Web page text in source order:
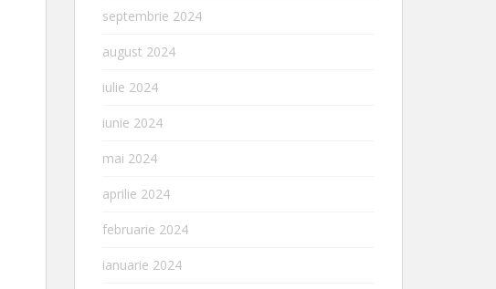
septembrie 2024
august 2024
iulie 2024
iunie 2024
mai 2024
aprilie 2024
februarie 2024
ianuarie 2024